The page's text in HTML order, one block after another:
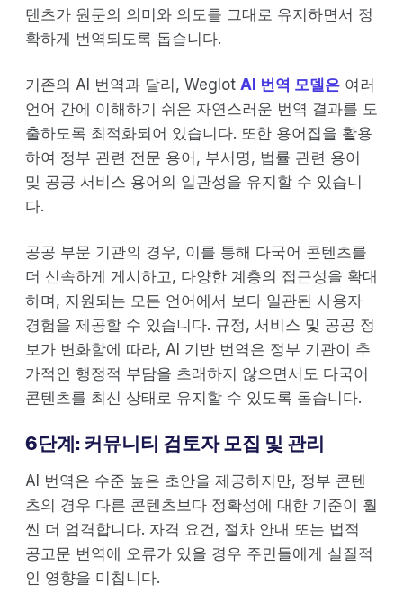
텐츠가 원문의 의미와 의도를 그대로 유지하면서 정
확하게 번역되도록 돕습니다.
기존의 AI 번역과 달리, Weglot AI 번역 모델은 여러
언어 간에 이해하기 쉬운 자연스러운 번역 결과를 도
출하도록 최적화되어 있습니다. 또한 용어집을 활용
하여 정부 관련 전문 용어, 부서명, 법률 관련 용어
및 공공 서비스 용어의 일관성을 유지할 수 있습니
다.
공공 부문 기관의 경우, 이를 통해 다국어 콘텐츠를
더 신속하게 게시하고, 다양한 계층의 접근성을 확대
하며, 지원되는 모든 언어에서 보다 일관된 사용자
경험을 제공할 수 있습니다. 규정, 서비스 및 공공 정
보가 변화함에 따라, AI 기반 번역은 정부 기관이 추
가적인 행정적 부담을 초래하지 않으면서도 다국어
콘텐츠를 최신 상태로 유지할 수 있도록 돕습니다.
6단계: 커뮤니티 검토자 모집 및 관리
AI 번역은 수준 높은 초안을 제공하지만, 정부 콘텐
츠의 경우 다른 콘텐츠보다 정확성에 대한 기준이 훨
씬 더 엄격합니다. 자격 요건, 절차 안내 또는 법적
공고문 번역에 오류가 있을 경우 주민들에게 실질적
인 영향을 미칩니다.